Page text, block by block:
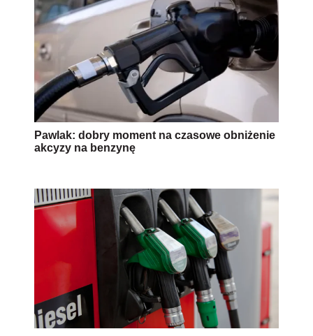
Pawlak: dobry moment na czasowe obniżenie
akcyzy na benzynę